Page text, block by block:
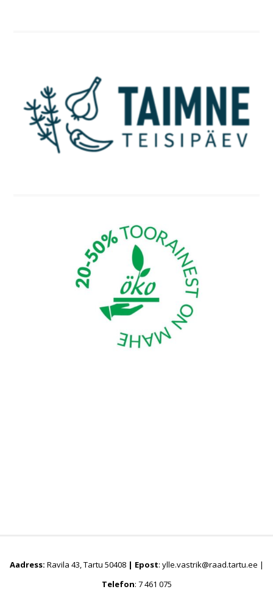
Aadress: Ravila 43, Tartu 50408| Epost: ylle.vastrik@raad.tartu.ee |
Telefon: 7 461 075